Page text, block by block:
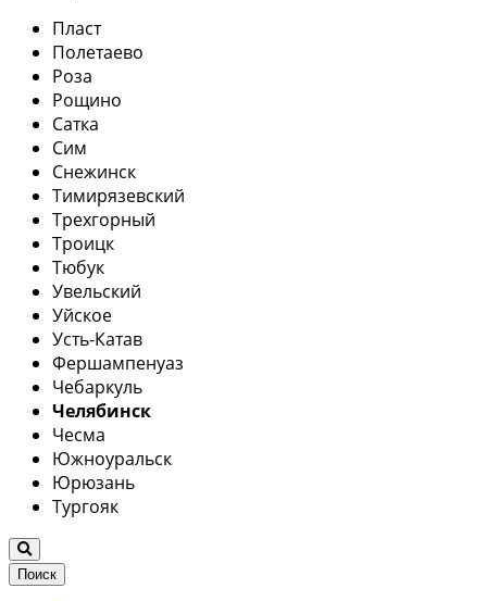
Пласт
Полетаево
Роза
Рощино
Сатка
Сим
Снежинск
Тимирязевский
Трехгорный
Троицк
Тюбук
Увельский
Уйское
Усть-Катав
Фершампенуаз
Чебаркуль
Челябинск
Чесма
Южноуральск
Юрюзань
Тургояк
Поиск